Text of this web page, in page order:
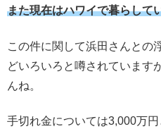
また現在はハワイで暮らして
この件に関して浜田さんとの
どいろいろと噂されています
んね。
手切れ金については3,000万